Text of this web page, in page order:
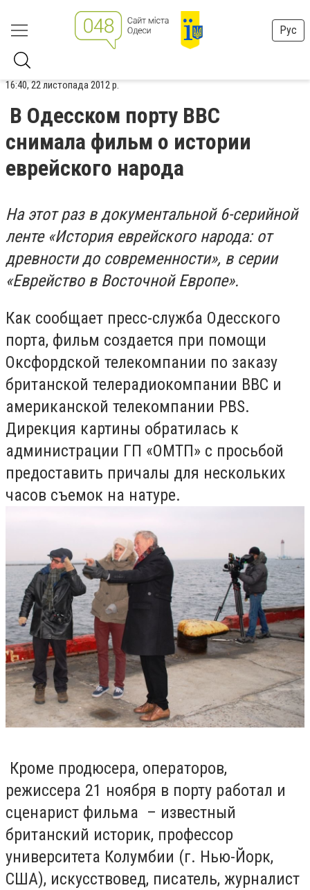
Рус
16:40, 22 листопада 2012 р.
В Одесском порту ВВС
снимала фильм о истории
еврейского народа
На этот раз в документальной 6-серийной
ленте «История еврейского народа: от
древности до современности», в серии
«Еврейство в Восточной Европе».
Как сообщает пресс-служба Одесского
порта, фильм создается при помощи
Оксфордской телекомпании по заказу
британской телерадиокомпании ВВС и
американской телекомпании PBS.
Дирекция картины обратилась к
администрации ГП «ОМТП» с просьбой
предоставить причалы для нескольких
часов съемок на натуре.
Кроме продюсера, операторов,
режиссера 21 ноября в порту работал и
сценарист фильма – известный
британский историк, профессор
университета Колумбии (г. Нью-Йорк,
США), искусствовед, писатель, журналист